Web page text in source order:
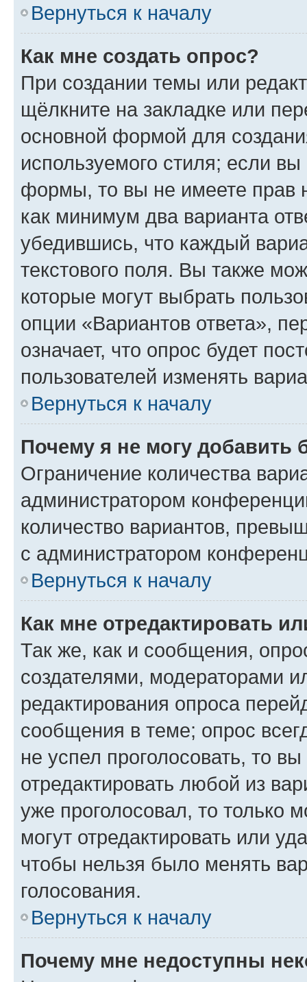
Вернуться к началу
Как мне создать опрос?
При создании темы или
щёлкните на закладке или
основной формой для
используемого стиля; если
формы, то вы не имеете прав
как минимум два варианта
убедившись, что каждый
текстового поля. Вы также
которые могут выбрать
опции «Вариантов ответа»,
означает, что опрос будет
пользователей изменять
Вернуться к началу
Почему я не могу добавить
Ограничение количества
администратором
количество вариантов,
с администратором
Вернуться к началу
Как мне отредактировать
Так же, как и сообщения,
создателями, модераторами
редактирования опроса
сообщения в теме; опрос
не успел проголосовать, то
отредактировать любой из
уже проголосовал, то только
могут отредактировать или
чтобы нельзя было менять
голосования.
Вернуться к началу
Почему мне недоступны